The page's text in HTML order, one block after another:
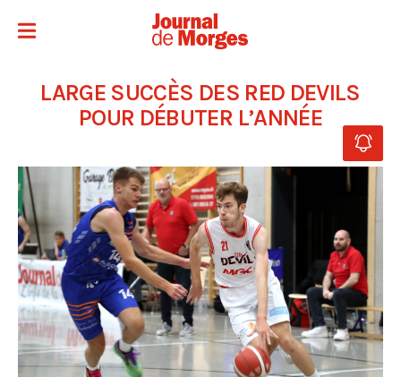
LARGE SUCCÈS DES RED DEVILS
POUR DÉBUTER L’ANNÉE